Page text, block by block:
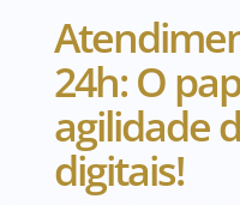
24h: O
agilidade
digitais!